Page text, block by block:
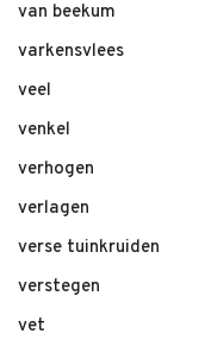
van beekum
varkensvlees
veel
venkel
verhogen
verlagen
verse tuinkruiden
verstegen
vet